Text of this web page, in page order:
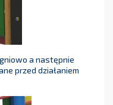
a następnie
przed działaniem